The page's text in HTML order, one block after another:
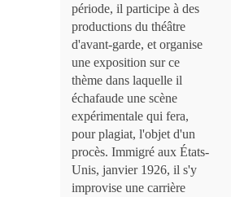
période, il participe à des
productions du théâtre
d'avant-garde, et organise
une exposition sur ce
thème dans laquelle il
échafaude une scène
expérimentale qui fera,
pour plagiat, l'objet d'un
procès. Immigré aux États-
Unis, janvier 1926, il s'y
improvise une carrière